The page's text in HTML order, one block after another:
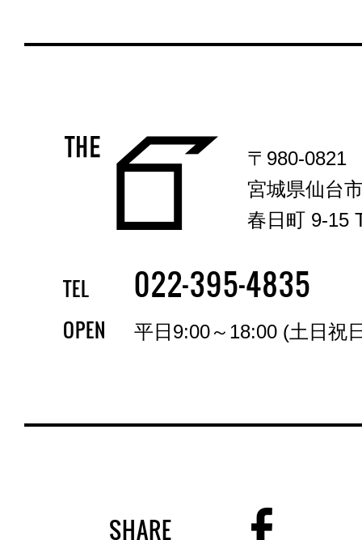
〒980-0821
宮城県仙台
春日町 9-15
TEL 022-395-4835
OPEN 平日9:00～18:00 (土日祝
SHARE